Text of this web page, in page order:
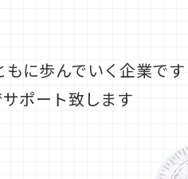
もに歩んでいく企業です
ポート致します